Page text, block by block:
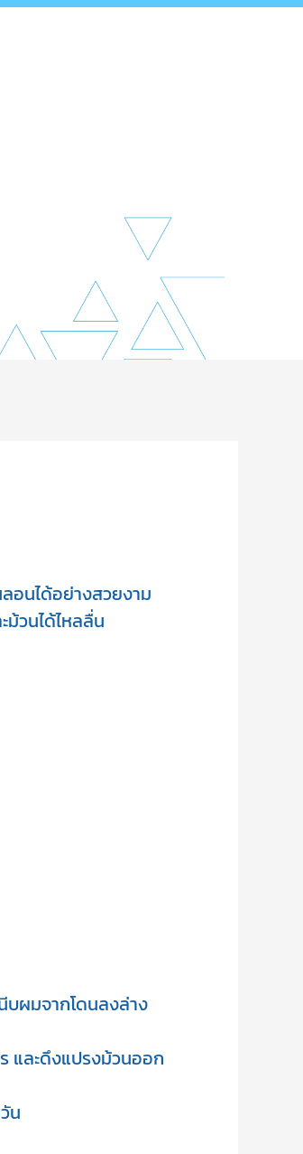
อนได้อย่างสวยงาม
ม้วนได้ไหลลื่น
ผมจากโดนลงล่าง
และดึงแปรงม้วนออก
น